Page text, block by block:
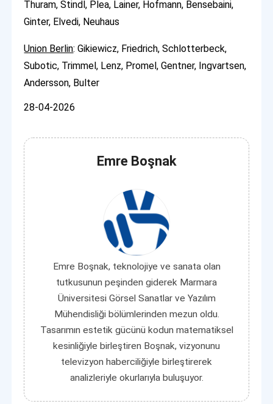
Thuram, Stindl, Plea, Lainer, Hofmann, Bensebaini,
Ginter, Elvedi, Neuhaus
Union Berlin: Gikiewicz, Friedrich, Schlotterbeck,
Subotic, Trimmel, Lenz, Promel, Gentner, Ingvartsen,
Andersson, Bulter
28-04-2026
Emre Boşnak
Emre Boşnak, teknolojiye ve sanata olan
tutkusunun peşinden giderek Marmara
Üniversitesi Görsel Sanatlar ve Yazılım
Mühendisliği bölümlerinden mezun oldu.
Tasarımın estetik gücünü kodun matematiksel
kesinliğiyle birleştiren Boşnak, vizyonunu
televizyon haberciliğiyle birleştirerek
analizleriyle okurlarıyla buluşuyor.